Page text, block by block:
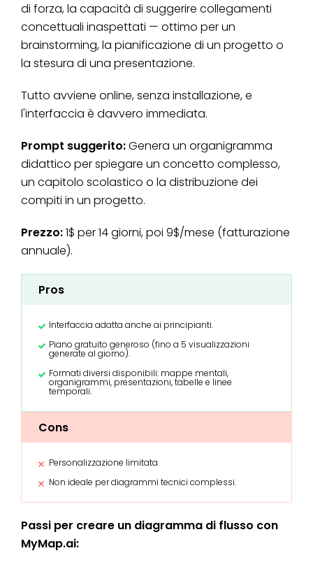
di forza, la capacità di suggerire collegamenti
concettuali inaspettati — ottimo per un
brainstorming, la pianificazione di un progetto o
la stesura di una presentazione.
Tutto avviene online, senza installazione, e
l'interfaccia è davvero immediata.
Prompt suggerito:Genera un organigramma
didattico per spiegare un concetto complesso,
un capitolo scolastico o la distribuzione dei
compiti in un progetto.
Prezzo:1$ per 14 giorni, poi 9$/mese (fatturazione
annuale).
Pros
Interfaccia adatta anche ai principianti.
Piano gratuito generoso (fino a 5 visualizzazioni
generate al giorno).
Formati diversi disponibili: mappe mentali,
organigrammi, presentazioni, tabelle e linee
temporali.
Cons
Personalizzazione limitata.
Non ideale per diagrammi tecnici complessi.
Passi per creare un diagramma di flusso con
MyMap.ai: